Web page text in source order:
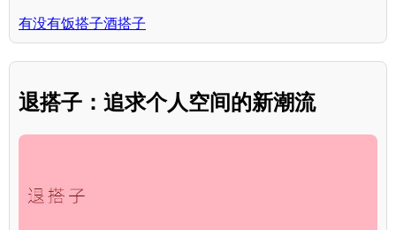
有没有饭搭子酒搭子
退搭子：追求个人空间的新潮流